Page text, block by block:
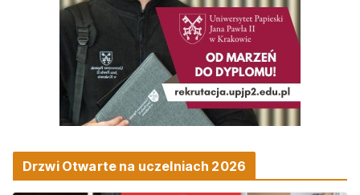
Drzwi Otwarte na uczelniach 2026